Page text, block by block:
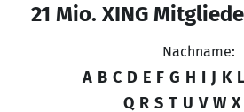
21 Mio. XING
Nachname:
A B C D E F G H I J K L
Q R S T U V W X